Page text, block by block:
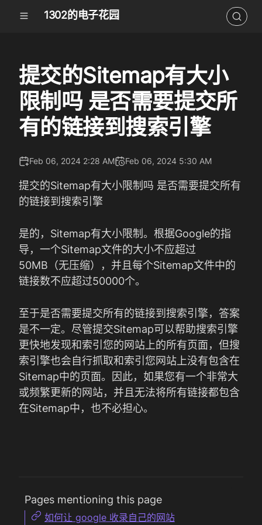
1302的电子花园
提交的Sitemap有大小
限制吗 是否需要提交所
有的链接到搜索引擎
Feb 06, 2024 2:28 AM Feb 06, 2024 5:30 AM
提交的Sitemap有大小限制吗 是否需要提交所有
的链接到搜索引擎
是的，Sitemap有大小限制。根据Google的指
导，一个Sitemap文件的大小不应超过
50MB（无压缩），并且每个Sitemap文件中的
链接数不应超过50000个。
至于是否需要提交所有的链接到搜索引擎，答案
是不一定。尽管提交Sitemap可以帮助搜索引擎
更快地发现和索引您的网站上的所有页面，但搜
索引擎也会自行抓取和索引您网站上没有包含在
Sitemap中的页面。因此，如果您有一个非常大
或频繁更新的网站，并且无法将所有链接都包含
在Sitemap中，也不必担心。
Pages mentioning this page
如何让 google 收录自己的网站